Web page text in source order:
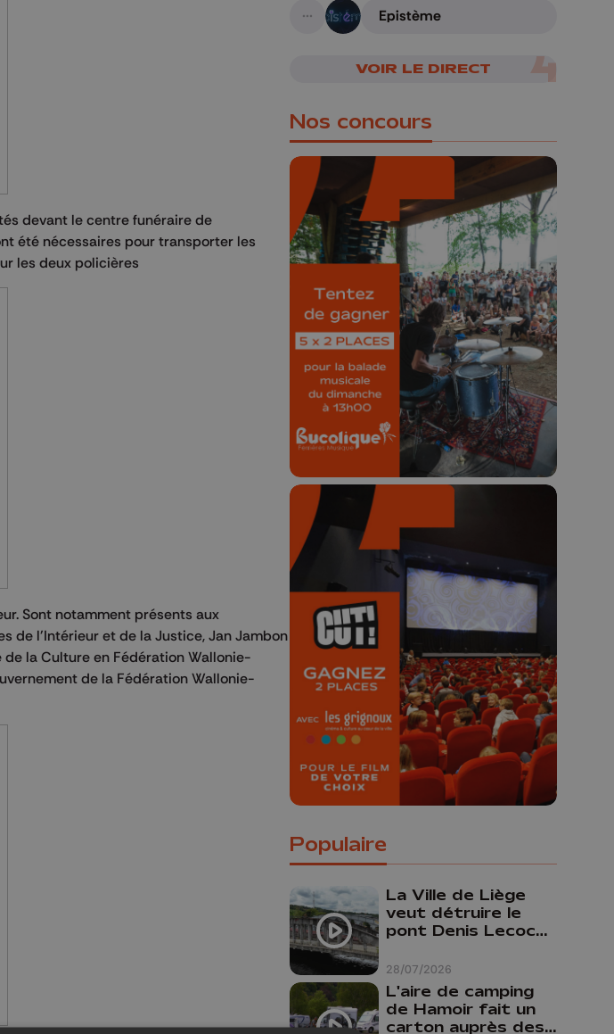
devant le centre funéraire de
été nécessaires pour transporter les
les deux policières
Sont notamment présents aux
de l'Intérieur et de la Justice, Jan Jambon
la Culture en Fédération Wallonie-
de la Fédération Wallonie-
A suivre
Epistème
VOIR LE DIRECT
Nos concours
🎁 Gagnez 5x2
places pour le
Bucolique Ferrières
Festival 🌿🎶
Concours valable jusqu'au 9 août,
23h59.
🎬 Concours CUT x
Les Grignoux ✨
Concours permanent - 2 places à
gagner chaque semaine !
Populaire
28/07/2026
La Ville de Liège
veut détruire le
pont Denis Lecocq
budget pour le
faire
L'aire de camping
de Hamoir fait un
carton auprès des